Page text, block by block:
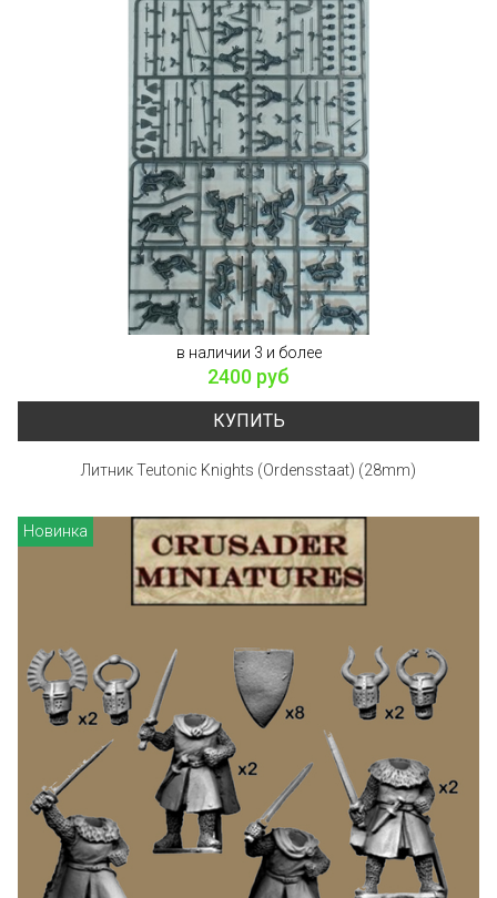
в наличии 3 и более
2400 руб
КУПИТЬ
Литник Teutonic Knights (Ordensstaat) (28mm)
Новинка